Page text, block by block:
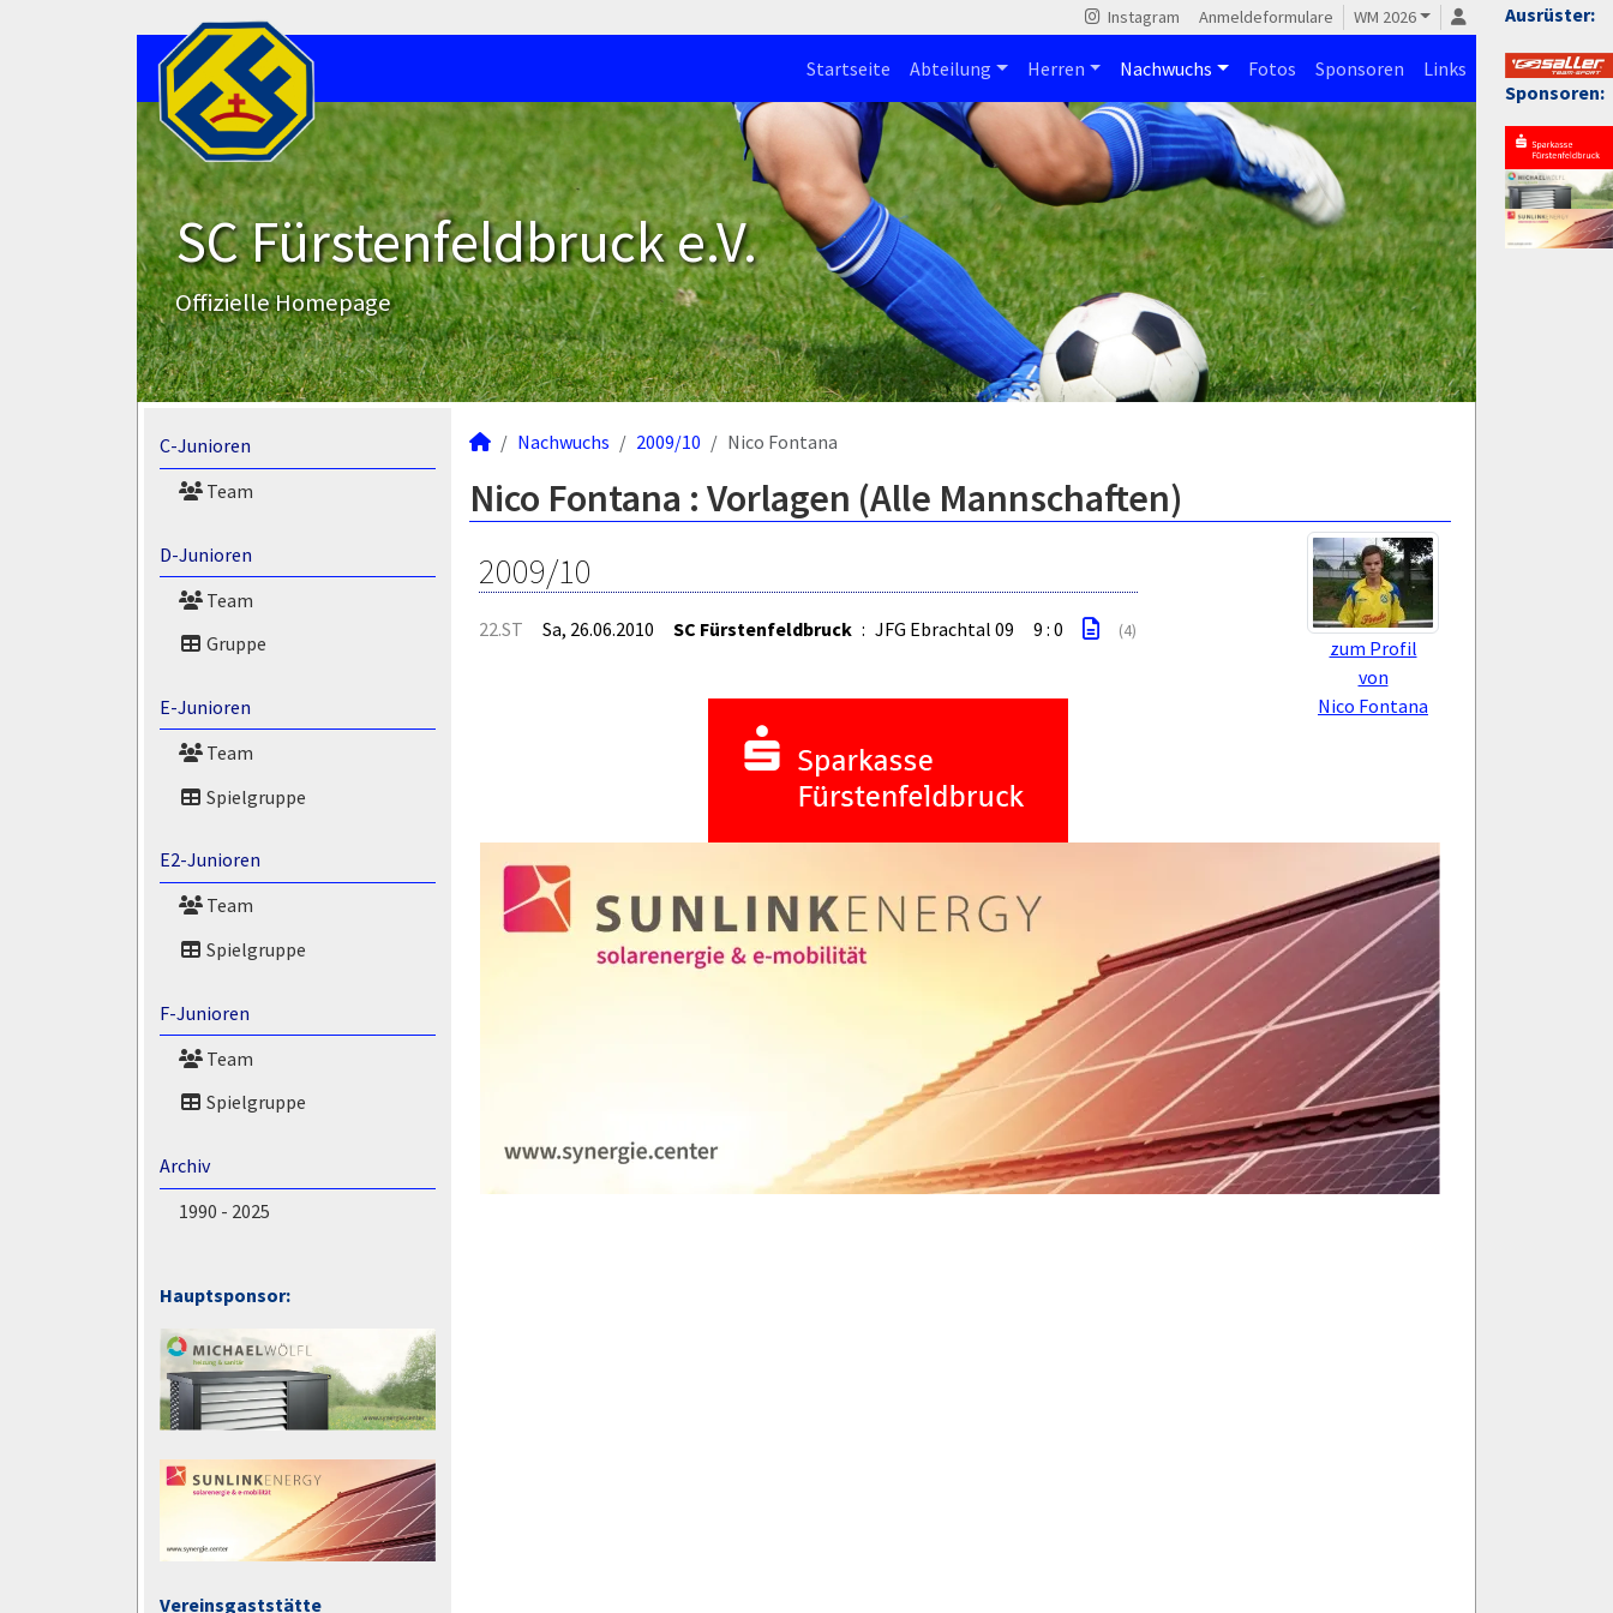
Ausrüster:
Sponsoren:
Instagram Anmeldeformulare WM 2026
Startseite Abteilung Herren Nachwuchs Fotos Sponsoren Links
SC Fürstenfeldbruck e.V.
Offizielle Homepage
C-Junioren
Team
D-Junioren
Team
Gruppe
E-Junioren
Team
Spielgruppe
E2-Junioren
Team
Spielgruppe
F-Junioren
Team
Spielgruppe
Archiv
1990 - 2025
Hauptsponsor:
Vereinsgaststätte
Nachwuchs 2009/10 Nico Fontana
Nico Fontana : Vorlagen (Alle Mannschaften)
zum Profil
von
Nico Fontana
2009/10
22.ST Sa, 26.06.2010 SC Fürstenfeldbruck : JFG Ebrachtal 09 9 : 0 (4)